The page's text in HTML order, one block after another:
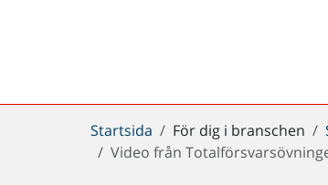
Du
är
Startsida För dig i branschen
Video från